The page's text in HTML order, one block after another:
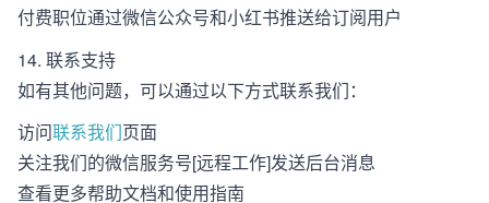
付费职位通过微信公众号和小红书推送给订阅用户
14. 联系支持
如有其他问题，可以通过以下方式联系我们：
访问联系我们页面
关注我们的微信服务号[远程工作]发送后台消息
查看更多帮助文档和使用指南